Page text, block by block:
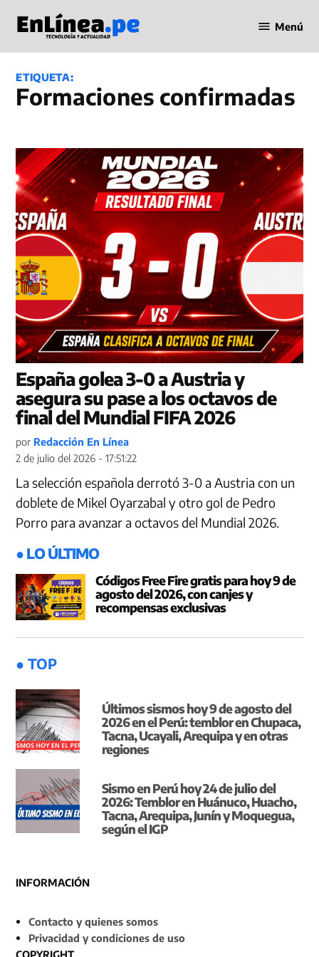
contenido
en Línea
Menú
ETIQUETA:
formaciones confirmadas
España golea 3-0 a Austria y
asegura su pase a los octavos de
final del Mundial FIFA 2026
por Redacción En Línea
2 de julio del 2026 - 17:51:22
La selección española derrotó 3-0 a Austria con un
doblete de Mikel Oyarzabal y otro gol de Pedro
Porro para avanzar a octavos del Mundial 2026.
● LO ÚLTIMO
Códigos Free Fire gratis para hoy 9 de
agosto del 2026, con canjes y
recompensas exclusivas
● TOP
Últimos sismos hoy 9 de agosto del
2026 en el Perú: temblor en Chupaca,
Tacna, Ucayali, Arequipa y en otras
regiones
Sismo en Perú hoy 24 de julio del
2026: Temblor en Huánuco, Huacho,
Tacna, Arequipa, Junín y Moquegua,
según el IGP
INFORMACIÓN
Contacto y quienes somos
Privacidad y condiciones de uso
COPYRIGHT